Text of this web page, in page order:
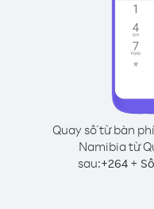
Quay số từ bàn
Namibia từ
sau:+264 +